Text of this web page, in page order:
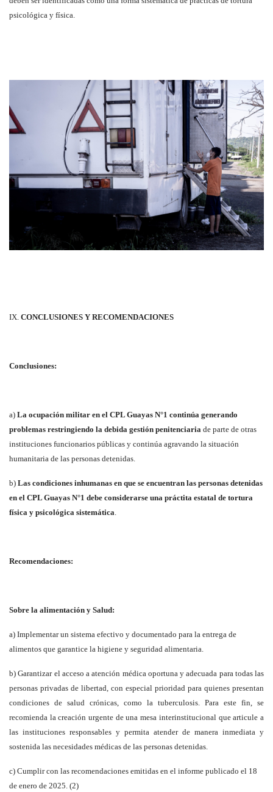
psicológica y física.
IX. CONCLUSIONES Y RECOMENDACIONES
Conclusiones:
a) La ocupación militar en el CPL Guayas N°1 continúa generando
problemas restringiendo la debida gestión penitenciaria de parte de otras
instituciones funcionarios públicas y continúa agravando la situación
humanitaria de las personas detenidas.
b) Las condiciones inhumanas en que se encuentran las personas detenidas
en el CPL Guayas N°1 debe considerarse una práctita estatal de tortura
física y psicológica sistemática
Recomendaciones:
Sobre la alimentación y Salud:
a) Implementar un sistema efectivo y documentado para la entrega de
alimentos que garantice la higiene y seguridad alimentaria.
b) Garantizar el acceso a atención médica oportuna y adecuada para todas las
personas privadas de libertad, con especial prioridad para quienes presentan
condiciones de salud crónicas, como la tuberculosis. Para este fin, se
recomienda la creación urgente de una mesa interinstitucional que articule a
las instituciones responsables y permita atender de manera inmediata y
sostenida las necesidades médicas de las personas detenidas.
c) Cumplir con las recomendaciones emitidas en el informe publicado el 18
de enero de 2025. (2)